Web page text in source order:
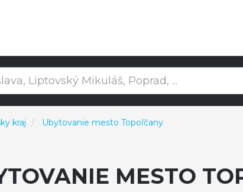
kraj Ubytovanie mesto Topoľčany
MESTO